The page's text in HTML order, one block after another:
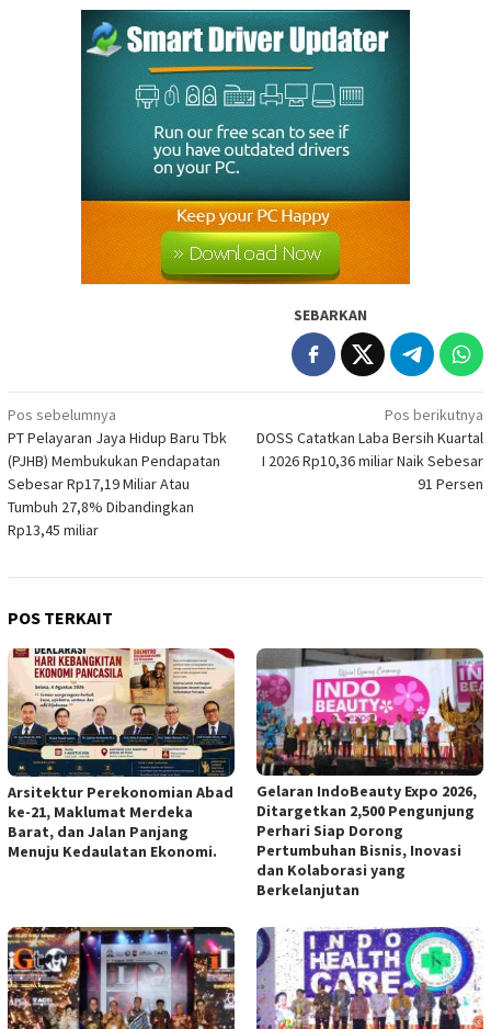
SEBARKAN
Navigasi
pos
Pos sebelumnya
PT Pelayaran Jaya Hidup Baru Tbk
(PJHB) Membukukan Pendapatan
Sebesar Rp17,19 Miliar Atau
Tumbuh 27,8% Dibandingkan
Rp13,45 miliar
Pos berikutnya
DOSS Catatkan Laba Bersih Kuartal
I 2026 Rp10,36 miliar Naik Sebesar
91 Persen
POS TERKAIT
Arsitektur Perekonomian Abad
ke-21, Maklumat Merdeka
Barat, dan Jalan Panjang
Menuju Kedaulatan Ekonomi.
Gelaran IndoBeauty Expo 2026,
Ditargetkan 2,500 Pengunjung
Perhari Siap Dorong
Pertumbuhan Bisnis, Inovasi
dan Kolaborasi yang
Berkelanjutan